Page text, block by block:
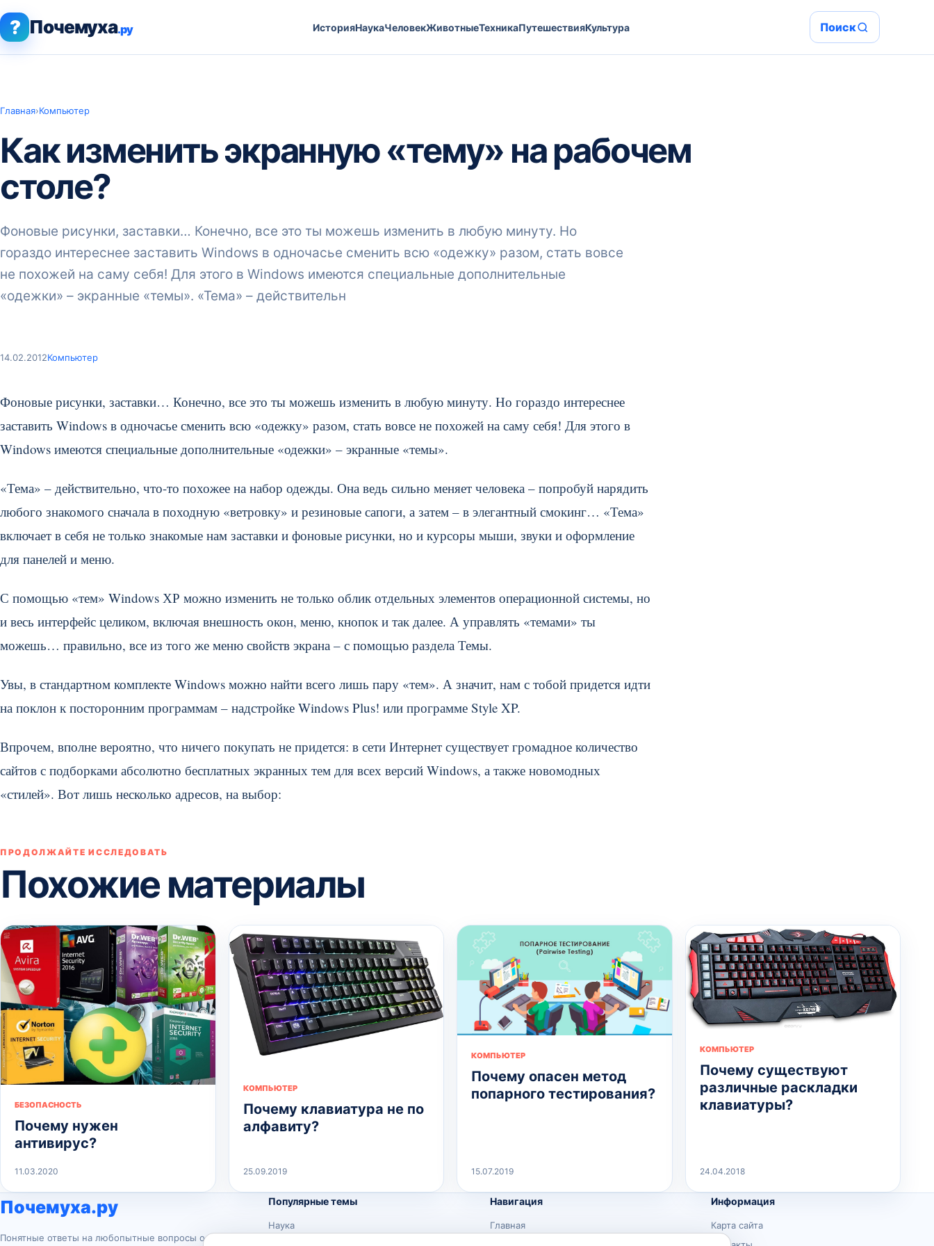
? Почемуха.ру ИсторияНаукаЧеловекЖивотныеТехникаПутешествияКультура Поиск
Главная›Компьютер
Как изменить экранную «тему» на рабочем
столе?
Фоновые рисунки, заставки… Конечно, все это ты можешь изменить в любую минуту. Но
гораздо интереснее заставить Windows в одночасье сменить всю «одежку» разом, стать вовсе
не похожей на саму себя! Для этого в Windows имеются специальные дополнительные
«одежки» – экранные «темы». «Тема» – действительн
14.02.2012Компьютер
Фоновые рисунки, заставки… Конечно, все это ты можешь изменить в любую минуту. Но гораздо интереснее
заставить Windows в одночасье сменить всю «одежку» разом, стать вовсе не похожей на саму себя! Для этого в
Windows имеются специальные дополнительные «одежки» – экранные «темы».
«Тема» – действительно, что-то похожее на набор одежды. Она ведь сильно меняет человека – попробуй нарядить
любого знакомого сначала в походную «ветровку» и резиновые сапоги, а затем – в элегантный смокинг… «Тема»
включает в себя не только знакомые нам заставки и фоновые рисунки, но и курсоры мыши, звуки и оформление
для панелей и меню.
С помощью «тем» Windows ХР можно изменить не только облик отдельных элементов операционной системы, но
и весь интерфейс целиком, включая внешность окон, меню, кнопок и так далее. А управлять «темами» ты
можешь… правильно, все из того же меню свойств экрана – с помощью раздела Темы.
Увы, в стандартном комплекте Windows можно найти всего лишь пару «тем». А значит, нам с тобой придется идти
на поклон к посторонним программам – надстройке Windows Plus! или программе Style XP.
Впрочем, вполне вероятно, что ничего покупать не придется: в сети Интернет существует громадное количество
сайтов с подборками абсолютно бесплатных экранных тем для всех версий Windows, а также новомодных
«стилей». Вот лишь несколько адресов, на выбор:
ПРОДОЛЖАЙТЕ ИССЛЕДОВАТЬ
Похожие материалы
БЕЗОПАСНОСТЬ
Почему нужен
антивирус?
11.03.2020
КОМПЬЮТЕР
Почему клавиатура не по
алфавиту?
25.09.2019
КОМПЬЮТЕР
Почему опасен метод
попарного тестирования?
15.07.2019
КОМПЬЮТЕР
Почему существуют
различные раскладки
клавиатуры?
24.04.2018
Почемуха.ру
Понятные ответы на любопытные вопросы о
Популярные темы
Наука
Навигация
Главная
Информация
Карта сайта